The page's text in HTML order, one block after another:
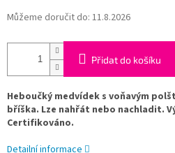
Můžeme doručit do: 11.8.2026
Přidat do košíku
Heboučký medvídek s voňavým
bříška. Lze nahřát nebo nachladit.
Certifikováno.
Detailní informace